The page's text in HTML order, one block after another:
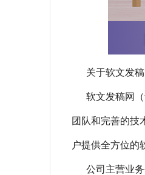
关于软文发稿
软文发稿网
团队和完善的技
户提供全方位的
公司主营业